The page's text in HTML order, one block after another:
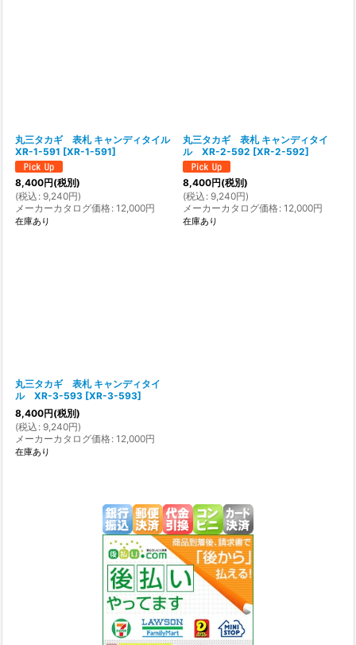
丸三タカギ 表札 キャンディタイル
XR-1-591 [XR-1-591]
8,400円(税別)
(税込 : 9,240円)
メーカーカタログ価格: 12,000円
在庫あり
丸三タカギ 表札 キャンディタイ
ル XR-2-592 [XR-2-592]
8,400円(税別)
(税込 : 9,240円)
メーカーカタログ価格: 12,000円
在庫あり
丸三タカギ 表札 キャンディタイ
ル XR-3-593 [XR-3-593]
8,400円(税別)
(税込 : 9,240円)
メーカーカタログ価格: 12,000円
在庫あり